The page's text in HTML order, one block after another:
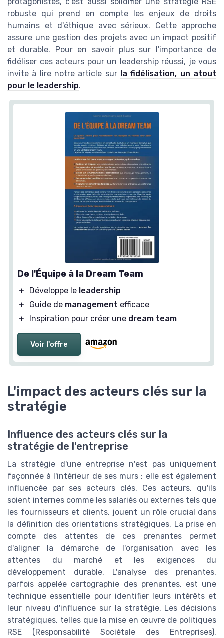
robuste qui prend en compte les enjeux de droits
humains et d'éthique avec sérieux. Cette approche
assure une gestion des projets avec un impact positif
et durable. Pour en savoir plus sur l'importance de
fidéliser ces acteurs pour un leadership réussi, je vous
invite à lire notre article sur la fidélisation, un atout
pour le leadership.
De l'Équipe à la Dream Team
＋ Développe le leadership
＋
Guide de management efficace
＋
Inspiration pour créer une dream team
Voir l'offre
L'impact des acteurs clés sur la
stratégie
Influence des acteurs clés sur la
stratégie de l'entreprise
La stratégie d'une entreprise n'est pas uniquement
façonnée à l'intérieur de ses murs ; elle est également
influencée par ses acteurs clés. Ces acteurs, qu'ils
soient internes comme les salariés ou externes tels que
les fournisseurs et clients, jouent un rôle crucial dans
la définition des orientations stratégiques. La prise en
compte des attentes de ces prenantes permet
d'aligner la démarche de l'organisation avec les
attentes du marché et les exigences du
développement durable. L'analyse des prenantes,
parfois appelée cartographie des prenantes, est une
technique essentielle pour identifier leurs intérêts et
leur niveau d'influence sur la stratégie. Les décisions
stratégiques, telles que la mise en œuvre de politiques
RSE (Responsabilité Sociétale des Entreprises),